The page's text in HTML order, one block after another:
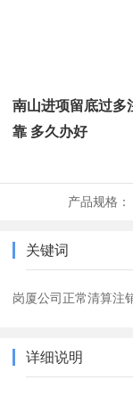
南山进项留底过多
靠 多久办好
产品规格：
关键词
岗厦公司正常清算注
详细说明